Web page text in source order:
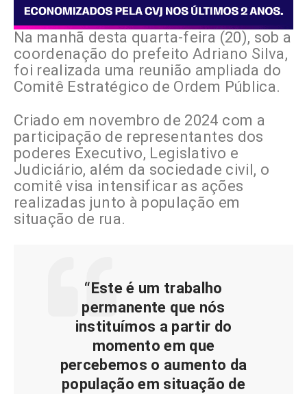
Na manhã desta quarta-feira (20), sob a
coordenação do prefeito Adriano Silva,
foi realizada uma reunião ampliada do
Comitê Estratégico de Ordem Pública.
Criado em novembro de 2024 com a
participação de representantes dos
poderes Executivo, Legislativo e
Judiciário, além da sociedade civil, o
comitê visa intensificar as ações
realizadas junto à população em
situação de rua.
“Este é um trabalho
permanente que nós
instituímos a partir do
momento em que
percebemos o aumento da
população em situação de